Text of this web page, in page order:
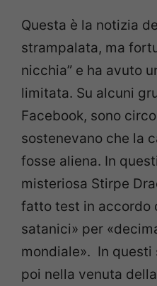
Questa è la notizia
strampalata, ma
nicchia” e ha avuto
limitata. Su alcuni
Facebook, sono
sostenevano che la
fosse aliena. In
misteriosa Stirpe
fatto test in accordo
satanici» per
mondiale». In questi
poi nella venuta